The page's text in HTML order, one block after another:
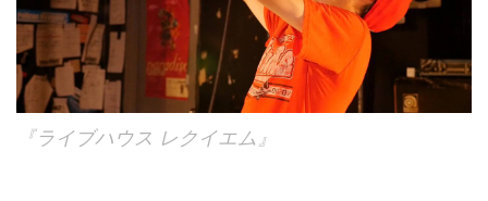
『ライブハウス レクイエム』